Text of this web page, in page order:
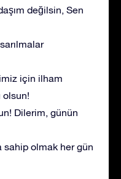
değilsin, Sen
için ilham
olsun!
Dilerim, günün
sahip olmak her gün